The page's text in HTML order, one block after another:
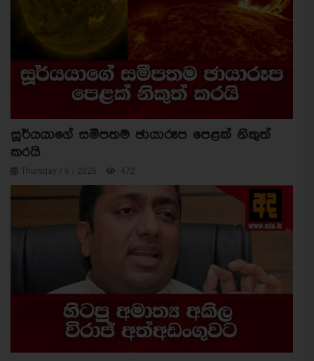
සූර්යයාගේ සමීපතම ඡායාරූප පෙළක් නිකුත්
කරයි
Thursday / 6 / 2026 472